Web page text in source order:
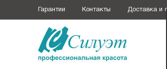
Гарантии Контакты Доставка и